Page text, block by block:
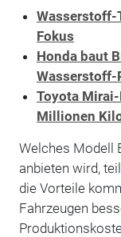
Wasserstoff-
Fokus
Honda baut
Wasserstoff-
Toyota
Millionen
Welches Modell
anbieten wird,
die Vorteile
Fahrzeugen